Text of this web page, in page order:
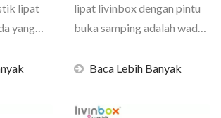
lipat
yang
lipat livinbox dengan pintu
buka samping adalah wadah
Baca Lebih Banyak